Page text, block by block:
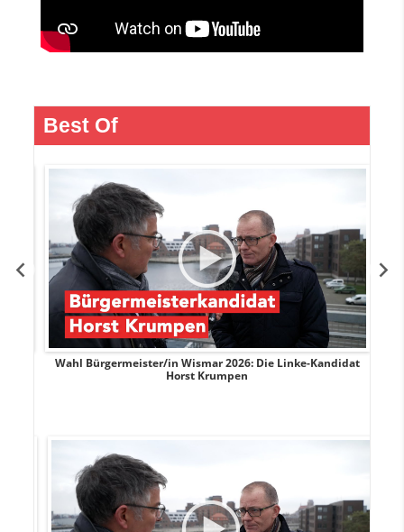
Best Of
Wahl Bürgermeister/in Wismar 2026: Die Linke-Kandidat
Horst Krumpen